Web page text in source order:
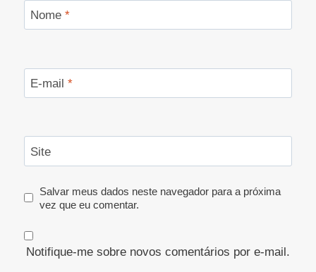
Nome *
E-mail *
Site
Salvar meus dados neste navegador para a próxima
vez que eu comentar.
Notifique-me sobre novos comentários por e-mail.